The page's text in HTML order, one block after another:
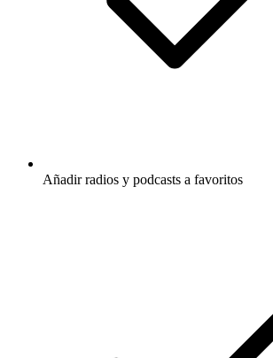
Añadir radios y podcasts a favoritos